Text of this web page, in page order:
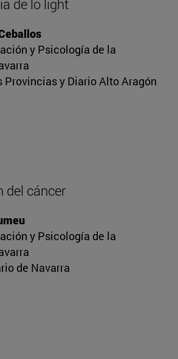
de lo light
y Psicología de la
Provincias y Diario Alto Aragón
del cáncer
y Psicología de la
de Navarra